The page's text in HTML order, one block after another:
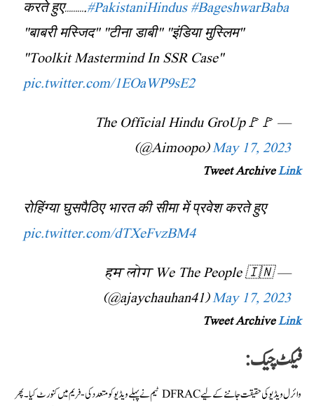
करते हुए……….#PakistaniHindus #BageshwarBaba
"बाबरी मस्जिद" "टीना डाबी" "इंडिया मुस्लिम"
"Toolkit Mastermind In SSR Case"
pic.twitter.com/1EOaWP9sE2
— 🚩The Official Hindu GroUp🚩
(@Aimoopo)May 17, 2023
Tweet ArchiveLink
रोहिंग्या घुसपैठिए भारत की सीमा में प्रवेश करते हुए
pic.twitter.com/dTXeFvzBM4
— हम लोग We The People 🇮🇳
(@ajaychauhan41)May 17, 2023
Tweet ArchiveLink
فیکٹ چیک:
وائرل ویڈیو کی حقیقت جاننے کے لیے DFRAC ٹیم نے پہلے ویڈیو کو متعدد کی-فریم میں کنورٹ کیا۔ پھر